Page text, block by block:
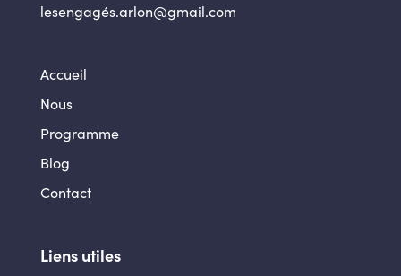
lesengagés.arlon@gmail.com
Accueil
Nous
Programme
Blog
Contact
Liens utiles